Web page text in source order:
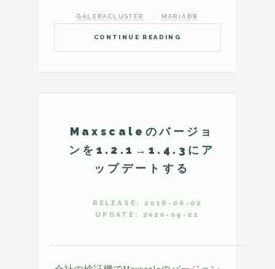
CONTINUE READING
GALERACLUSTER MARIADB
Maxscaleのバージョ
ンを1.2.1→1.4.3にア
ップデートする
RELEASE: 2016-06-02
UPDATE: 2020-09-21